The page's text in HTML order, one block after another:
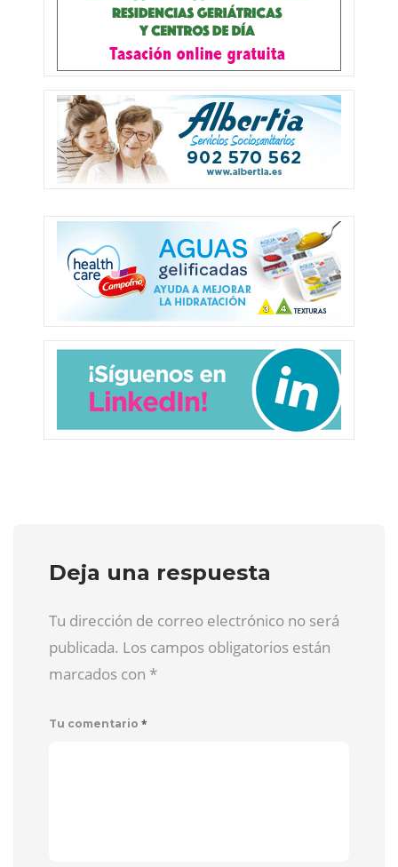
Deja una respuesta
Tu dirección de correo electrónico no será
publicada. Los campos obligatorios están
marcados con *
Tu comentario *